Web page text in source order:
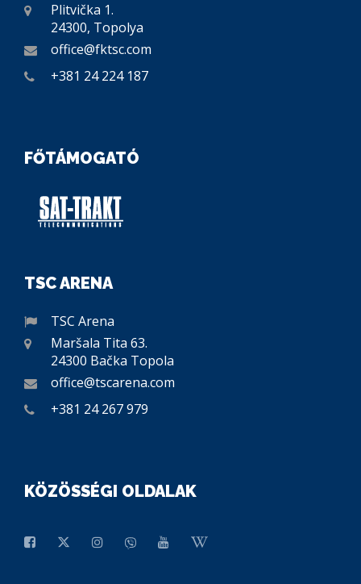
Plitvička 1.
24300, Topolya
office@fktsc.com
+381 24 224 187
FŐTÁMOGATÓ
TSC ARENA
TSC Arena
Maršala Tita 63.
24300 Bačka Topola
office@tscarena.com
+381 24 267 979
KÖZÖSSÉGI OLDALAK